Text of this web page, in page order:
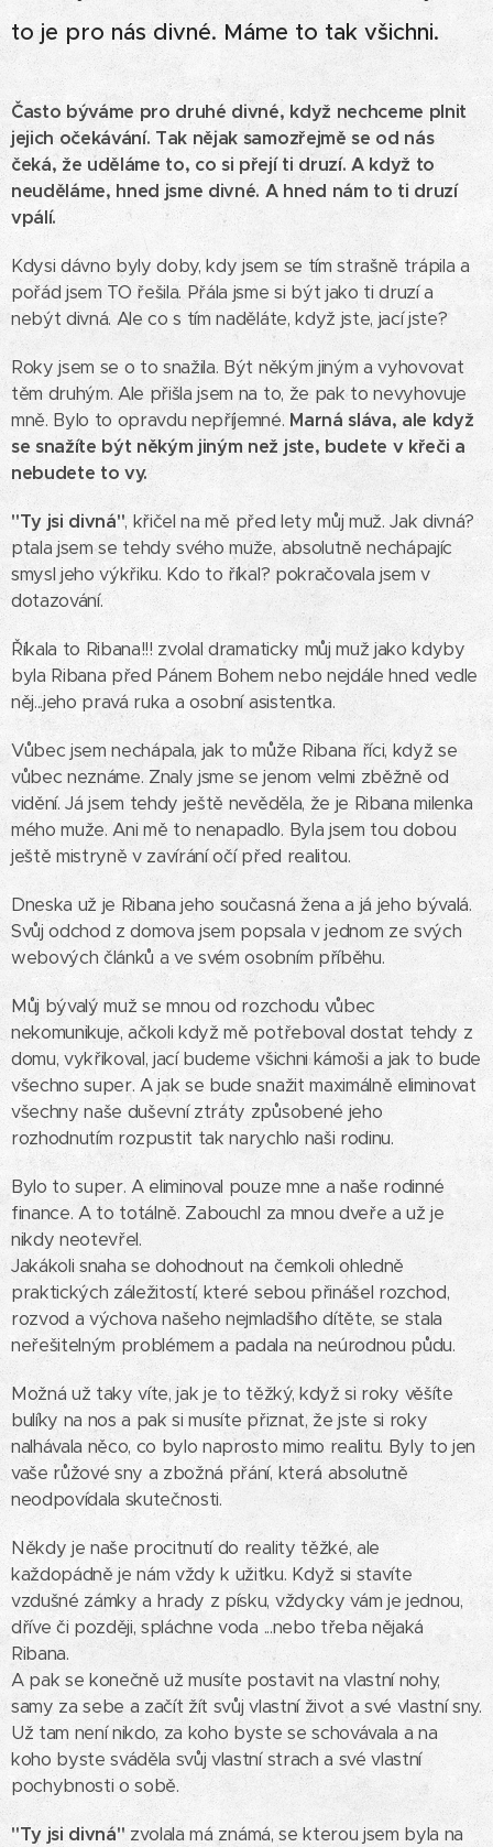
to je pro nás divné. Máme to tak všichni.
Často býváme pro druhé divné, když nechceme plnit
jejich očekávání. Tak nějak samozřejmě se od nás
čeká, že uděláme to, co si přejí ti druzí. A když to
neuděláme, hned jsme divné. A hned nám to ti druzí
vpálí.
Kdysi dávno byly doby, kdy jsem se tím strašně trápila a
pořád jsem TO řešila. Přála jsme si být jako ti druzí a
nebýt divná. Ale co s tím naděláte, když jste, jací jste?
Roky jsem se o to snažila. Být někým jiným a vyhovovat
těm druhým. Ale přišla jsem na to, že pak to nevyhovuje
mně. Bylo to opravdu nepříjemné. Marná sláva, ale když
se snažíte být někým jiným než jste, budete v křeči a
nebudete to vy.
"Ty jsi divná", křičel na mě před lety můj muž. Jak divná?
ptala jsem se tehdy svého muže, absolutně nechápajíc
smysl jeho výkřiku. Kdo to říkal? pokračovala jsem v
dotazování.
Říkala to Ribana!!! zvolal dramaticky můj muž jako kdyby
byla Ribana před Pánem Bohem nebo nejdále hned vedle
něj...jeho pravá ruka a osobní asistentka.
Vůbec jsem nechápala, jak to může Ribana říci, když se
vůbec neznáme. Znaly jsme se jenom velmi zběžně od
vidění. Já jsem tehdy ještě nevěděla, že je Ribana milenka
mého muže. Ani mě to nenapadlo. Byla jsem tou dobou
ještě mistryně v zavírání očí před realitou.
Dneska už je Ribana jeho současná žena a já jeho bývalá.
Svůj odchod z domova jsem popsala v jednom ze svých
webových článků a ve svém osobním příběhu.
Můj bývalý muž se mnou od rozchodu vůbec
nekomunikuje, ačkoli když mě potřeboval dostat tehdy z
domu, vykřikoval, jací budeme všichni kámoši a jak to bude
všechno super. A jak se bude snažit maximálně eliminovat
všechny naše duševní ztráty způsobené jeho
rozhodnutím rozpustit tak narychlo naši rodinu.
Bylo to super. A eliminoval pouze mne a naše rodinné
finance. A to totálně. Zabouchl za mnou dveře a už je
nikdy neotevřel.
Jakákoli snaha se dohodnout na čemkoli ohledně
praktických záležitostí, které sebou přinášel rozchod,
rozvod a výchova našeho nejmladšího dítěte, se stala
neřešitelným problémem a padala na neúrodnou půdu.
Možná už taky víte, jak je to těžký, když si roky věšíte
bulíky na nos a pak si musíte přiznat, že jste si roky
nalhávala něco, co bylo naprosto mimo realitu. Byly to jen
vaše růžové sny a zbožná přání, která absolutně
neodpovídala skutečnosti.
Někdy je naše procitnutí do reality těžké, ale
každopádně je nám vždy k užitku. Když si stavíte
vzdušné zámky a hrady z písku, vždycky vám je jednou,
dříve či později, spláchne voda ...nebo třeba nějaká
Ribana.
A pak se konečně už musíte postavit na vlastní nohy,
samy za sebe a začít žít svůj vlastní život a své vlastní sny.
Už tam není nikdo, za koho byste se schovávala a na
koho byste sváděla svůj vlastní strach a své vlastní
pochybnosti o sobě.
"Ty jsi divná"zvolala má známá, se kterou jsem byla na